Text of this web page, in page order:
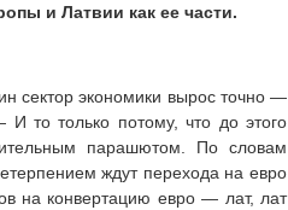
и Латвии как ее части.
сектор экономики вырос точно —
то только потому, что до этого
парашютом. По словам
ждут перехода на евро
на конвертацию евро — лат, лат